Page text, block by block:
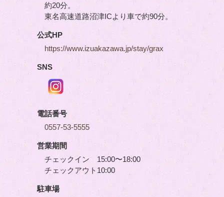
約20分。
東名高速道路沼津ICより車で約90分。
公式HP
https://www.izuakazawa.jp/stay/grax
SNS
電話番号
0557-53-5555
営業期間
チェックイン 15:00〜18:00
チェックアウト10:00
駐車場